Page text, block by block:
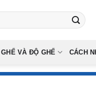
VÀ ĐỘ GHẾ CÁCH